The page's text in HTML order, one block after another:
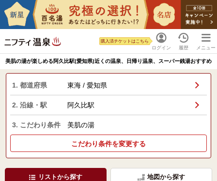
ログイン
購入済チケットはこちら
履歴 メニュー
美肌の湯が楽しめる阿久比駅(愛知県)近くの温泉、日帰り温泉、スーパー銭湯おすすめ
1. 都道府県 東海 / 愛知県
2. 沿線・駅 阿久比駅
3. こだわり条件 美肌の湯
こだわり条件を変更する
リストから探す 地図から探す